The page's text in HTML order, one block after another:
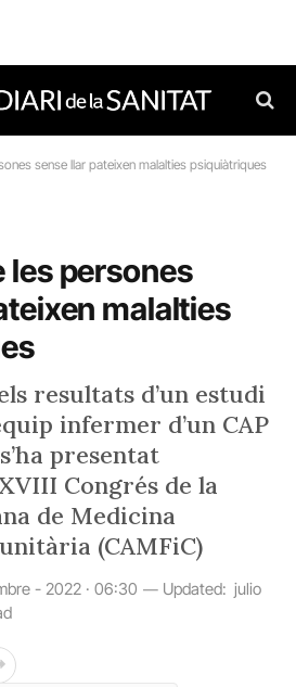
sense llar pateixen malalties psiquiàtriques
les persones
malalties
resultats d’un estudi
infermer d’un CAP
presentat
Congrés de la
de Medicina
(CAMFiC)
- 2022 · 06:30 Updated: julio